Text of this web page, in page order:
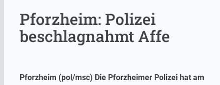
Pforzheim: Polizei
beschlagnahmt Affe
Pforzheim (pol/msc) Die Pforzheimer Polizei hat am